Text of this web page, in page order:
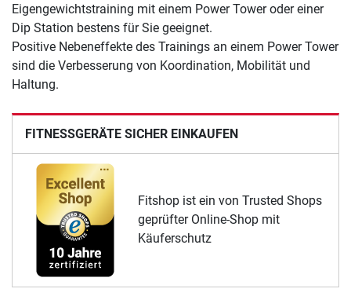
FITNESSGERÄTE SICHER EINKAUFEN
Fitshop ist ein von Trusted Shops
geprüfter Online-Shop mit
Käuferschutz
Eigengewichtstraining mit einem Power Tower oder einer
Dip Station bestens für Sie geeignet.
Positive Nebeneffekte des Trainings an einem Power Tower
sind die Verbesserung von Koordination, Mobilität und
Haltung.